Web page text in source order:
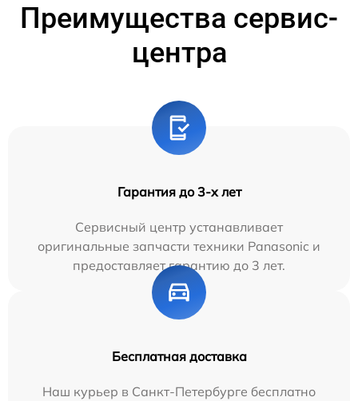
Преимущества сервис-
центра
Гарантия до 3-х лет
Сервисный центр устанавливает
оригинальные запчасти техники Panasonic и
предоставляет гарантию до 3 лет.
Бесплатная доставка
Наш курьер в Санкт-Петербурге бесплатно